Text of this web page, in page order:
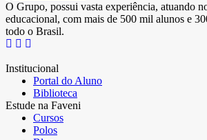
O Grupo, possui vasta experiência, atuando
educacional, com mais de 500 mil alunos e
todo o Brasil.
Institucional
Portal do Aluno
Biblioteca
Estude na Faveni
Cursos
Polos